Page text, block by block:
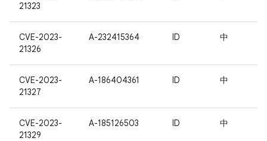
21323
CVE-2023-
21326
A-232415364 ID 中
CVE-2023-
21327
A-186404361 ID 中
CVE-2023-
21329
A-185126503 ID 中